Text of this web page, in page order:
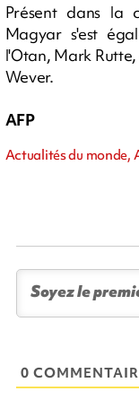
Présent dans la
Magyar s'est
l'Otan, Mark
Wever.
AFP
Actualités du monde,
0